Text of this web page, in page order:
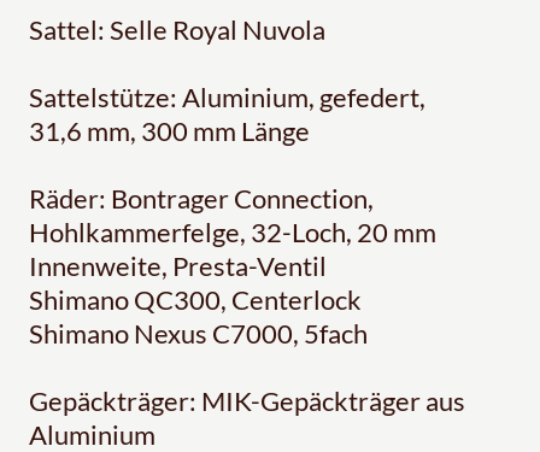
Sattel: Selle Royal Nuvola
Sattelstütze: Aluminium, gefedert,
31,6 mm, 300 mm Länge
Räder: Bontrager Connection,
Hohlkammerfelge, 32-Loch, 20 mm
Innenweite, Presta-Ventil
Shimano QC300, Centerlock
Shimano Nexus C7000, 5fach
Gepäckträger: MIK-Gepäckträger aus
Aluminium